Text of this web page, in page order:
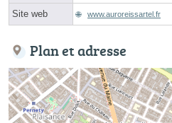
Site web www.auroreissartel.fr
Plan et adresse